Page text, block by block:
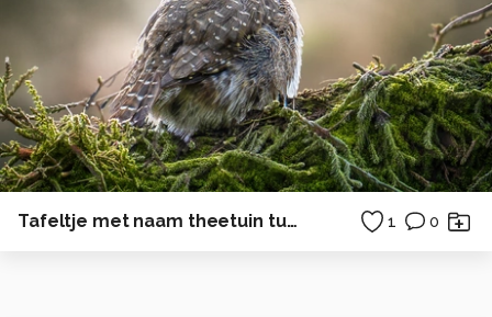
Tafeltje met naam theetuin tuin 1 0